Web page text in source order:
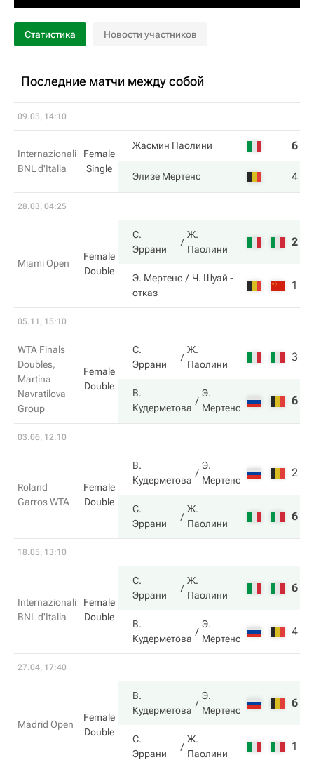
Статистика Новости участников
Последние матчи между собой
09.05, 14:10
Internazionali
BNL d'Italia
Female
Single
Жасмин Паолини 6
Элизе Мертенс 4
28.03, 04:25
Miami Open
Female
Double
С.
Эррани
Ж.
Паолини
2
Э. Мертенс Ч. Шуай -
отказ
1
05.11, 15:10
WTA Finals
Doubles,
Martina
Navratilova
Group
Female
Double
С.
Эррани
Ж.
Паолини
3
В.
Кудерметова
Э.
Мертенс
6
03.06, 12:10
Roland
Garros WTA
Female
Double
В.
Кудерметова
Э.
Мертенс
2
С.
Эррани
Ж.
Паолини
6
18.05, 13:10
Internazionali
BNL d'Italia
Female
Double
С.
Эррани
Ж.
Паолини
6
В.
Кудерметова
Э.
Мертенс
4
27.04, 17:40
Madrid Open
Female
Double
В.
Кудерметова
Э.
Мертенс
6
С.
Эррани
Ж.
Паолини
1